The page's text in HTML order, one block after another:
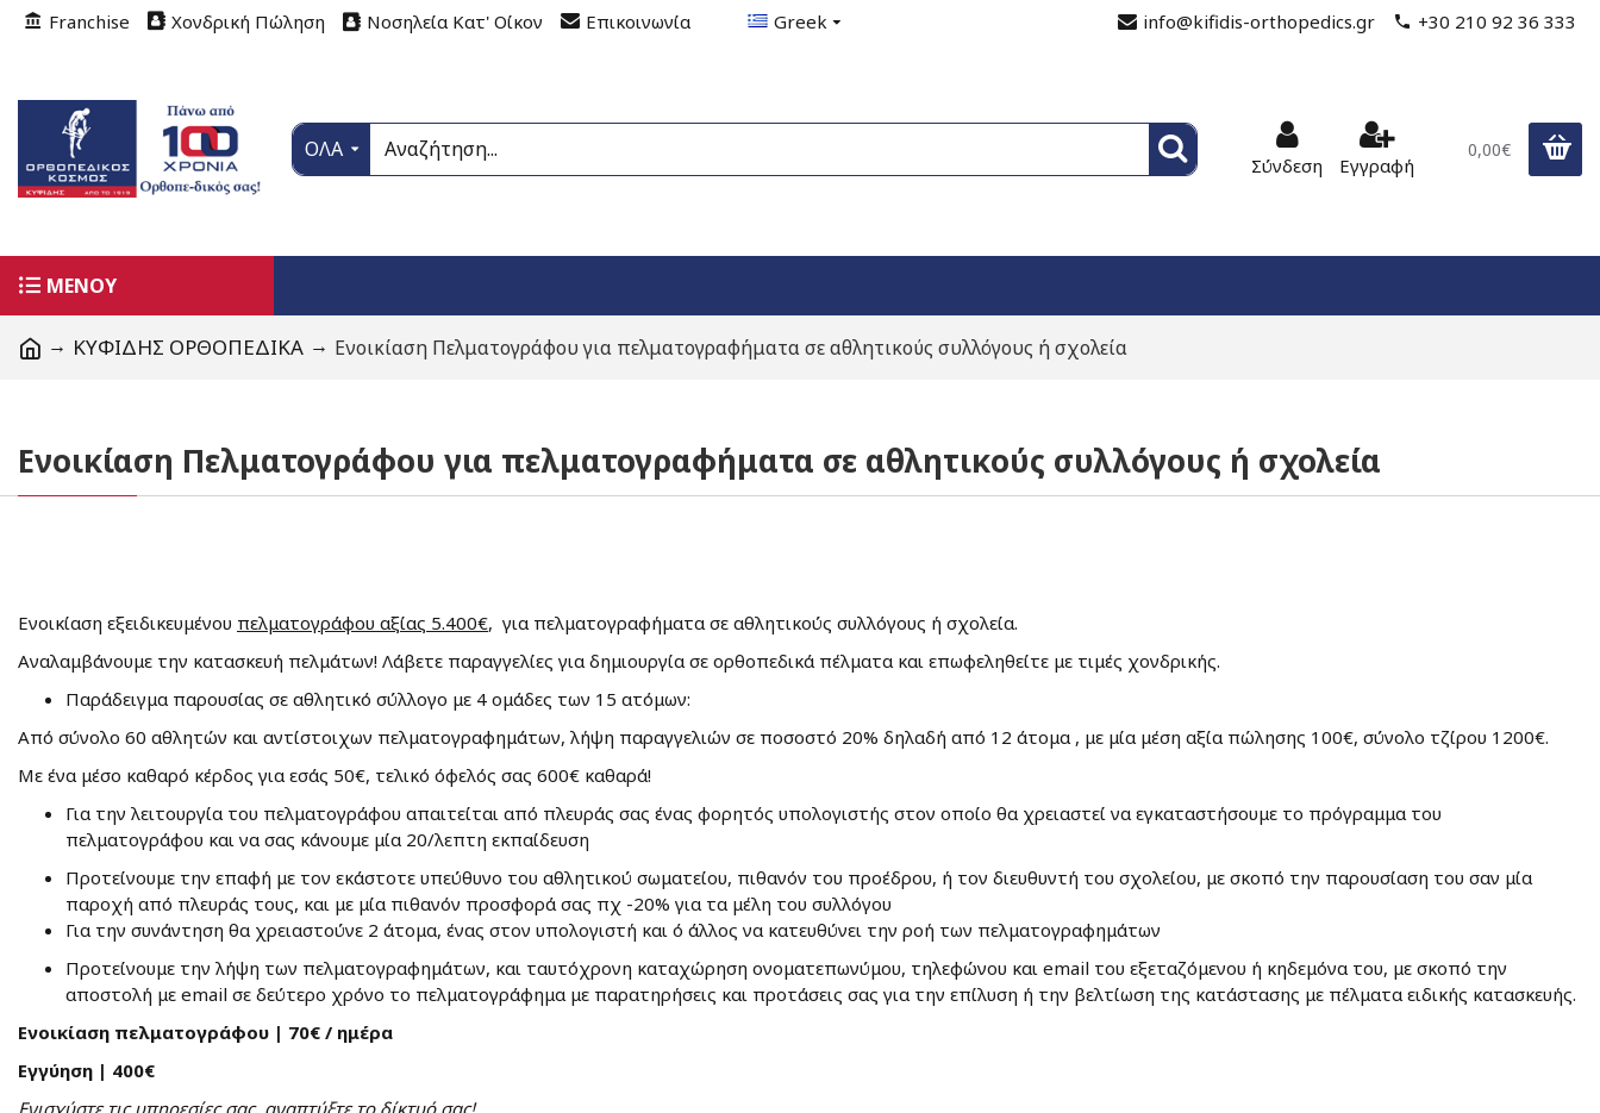
Franchise Χονδρική Πώληση Νοσηλεία Κατ' Οίκον Επικοινωνία Greek info@kifidis-orthopedics.gr +30 210 92 36 333
ΟΛΑ
Σύνδεση Εγγραφή
0,00€
ΜΕΝΟΥ
ΚΥΦΙΔΗΣ ΟΡΘΟΠΕΔΙΚΑ Ενοικίαση Πελματογράφου για πελματογραφήματα σε αθλητικούς συλλόγους ή σχολεία
Ενοικίαση Πελματογράφου για πελματογραφήματα σε αθλητικούς συλλόγους ή σχολεία
Ενοικίαση εξειδικευμένου πελματογράφου αξίας 5.400€, για πελματογραφήματα σε αθλητικούς συλλόγους ή σχολεία.
Αναλαμβάνουμε την κατασκευή πελμάτων! Λάβετε παραγγελίες για δημιουργία σε ορθοπεδικά πέλματα και επωφεληθείτε με τιμές χονδρικής.
Παράδειγμα παρουσίας σε αθλητικό σύλλογο με 4 ομάδες των 15 ατόμων:
Από σύνολο 60 αθλητών και αντίστοιχων πελματογραφημάτων, λήψη παραγγελιών σε ποσοστό 20% δηλαδή από 12 άτομα , με μία μέση αξία πώλησης 100€, σύνολο τζίρου 1200€.
Με ένα μέσο καθαρό κέρδος για εσάς 50€, τελικό όφελός σας 600€ καθαρά!
Για την λειτουργία του πελματογράφου απαιτείται από πλευράς σας ένας φορητός υπολογιστής στον οποίο θα χρειαστεί να εγκαταστήσουμε το πρόγραμμα του
πελματογράφου και να σας κάνουμε μία 20/λεπτη εκπαίδευση
Προτείνουμε την επαφή με τον εκάστοτε υπεύθυνο του αθλητικού σωματείου, πιθανόν του προέδρου, ή τον διευθυντή του σχολείου, με σκοπό την παρουσίαση του σαν μία
παροχή από πλευράς τους, και με μία πιθανόν προσφορά σας πχ -20% για τα μέλη του συλλόγου
Για την συνάντηση θα χρειαστούνε 2 άτομα, ένας στον υπολογιστή και ό άλλος να κατευθύνει την ροή των πελματογραφημάτων
Προτείνουμε την λήψη των πελματογραφημάτων, και ταυτόχρονη καταχώρηση ονοματεπωνύμου, τηλεφώνου και email του εξεταζόμενου ή κηδεμόνα του, με σκοπό την
αποστολή με email σε δεύτερο χρόνο το πελματογράφημα με παρατηρήσεις και προτάσεις σας για την επίλυση ή την βελτίωση της κατάστασης με πέλματα ειδικής κατασκευής.
Ενοικίαση πελματογράφου | 70€ / ημέρα
Εγγύηση | 400€
Ενισχύστε τις υπηρεσίες σας, αναπτύξτε το δίκτυό σας!